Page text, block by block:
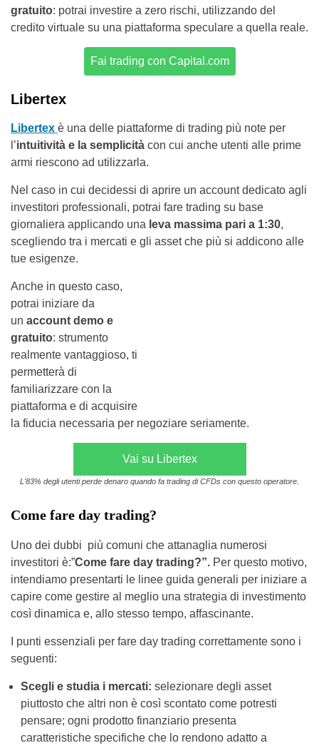
gratuito: potrai investire a zero rischi, utilizzando del
credito virtuale su una piattaforma speculare a quella reale.
Fai trading con Capital.com
Libertex
Libertex è una delle piattaforme di trading più note per
l’intuitività e la semplicità con cui anche utenti alle prime
armi riescono ad utilizzarla.
Nel caso in cui decidessi di aprire un account dedicato agli
investitori professionali, potrai fare trading su base
giornaliera applicando una leva massima pari a 1:30,
scegliendo tra i mercati e gli asset che più si addicono alle
tue esigenze.
Anche in questo caso,
potrai iniziare da
un account demo e
gratuito: strumento
realmente vantaggioso, ti
permetterà di
familiarizzare con la
piattaforma e di acquisire
la fiducia necessaria per negoziare seriamente.
Vai su Libertex
L'83% degli utenti perde denaro quando fa trading di CFDs con questo operatore.
Come fare day trading?
Uno dei dubbi più comuni che attanaglia numerosi
investitori è:”Come fare day trading?”. Per questo motivo,
intendiamo presentarti le linee guida generali per iniziare a
capire come gestire al meglio una strategia di investimento
così dinamica e, allo stesso tempo, affascinante.
I punti essenziali per fare day trading correttamente sono i
seguenti:
Scegli e studia i mercati: selezionare degli asset
piuttosto che altri non è così scontato come potresti
pensare; ogni prodotto finanziario presenta
caratteristiche specifiche che lo rendono adatto a